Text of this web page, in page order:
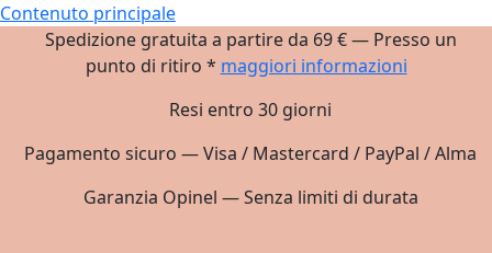
Contenuto principale
Spedizione gratuita a partire da 69 € — Presso un
punto di ritiro * maggiori informazioni
Resi entro 30 giorni
Pagamento sicuro — Visa / Mastercard / PayPal / Alma
Garanzia Opinel — Senza limiti di durata